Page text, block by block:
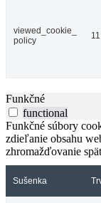
viewed_cookie_
policy
Funkčné
functional
Funkčné súbory
zdieľanie obsahu
zhromažďovanie
Sušenka